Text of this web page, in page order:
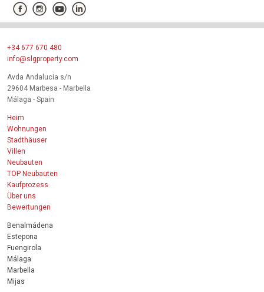
+34 677 670 480
info@slgproperty.com
Avda Andalucia s/n
29604 Marbesa - Marbella
Málaga - Spain
Heim
Wohnungen
Stadthäuser
Villen
Neubauten
TOP Neubauten
Kaufprozess
Über uns
Bewertungen
Benalmádena
Estepona
Fuengirola
Málaga
Marbella
Mijas